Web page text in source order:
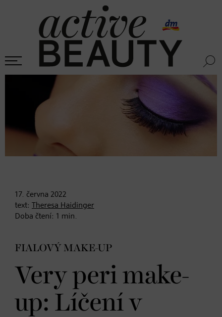
17. června 2022
text:
Theresa Haidinger
Doba čtení: 1 min.
FIALOVÝ MAKE-UP
Very peri make-
up: Líčení v